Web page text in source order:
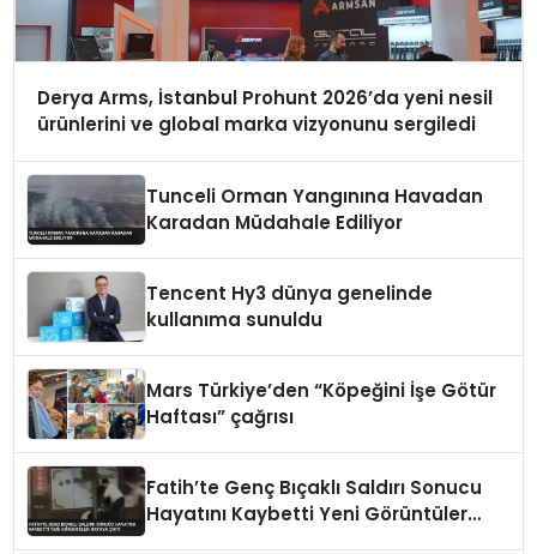
Derya Arms, İstanbul Prohunt 2026’da yeni nesil
ürünlerini ve global marka vizyonunu sergiledi
Tunceli Orman Yangınına Havadan
Karadan Müdahale Ediliyor
Tencent Hy3 dünya genelinde
kullanıma sunuldu
Mars Türkiye’den “Köpeğini İşe Götür
Haftası” çağrısı
Fatih’te Genç Bıçaklı Saldırı Sonucu
Hayatını Kaybetti Yeni Görüntüler